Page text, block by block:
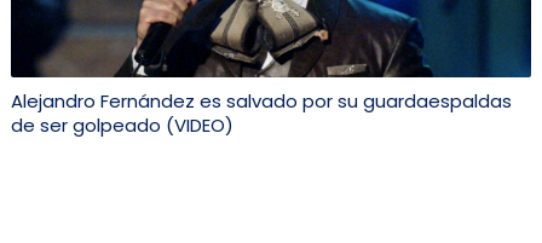
Alejandro Fernández es salvado por su guardaespaldas
de ser golpeado (VIDEO)